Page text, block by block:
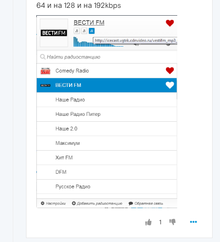
64 и на 128 и на 192kbps
1